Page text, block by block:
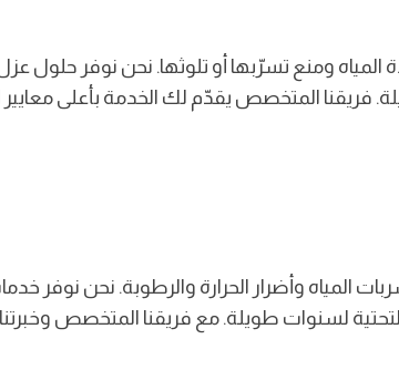
ومنع تسرّبها أو تلوثها. نحن نوفر حلول عزل
فريقنا المتخصص يقدّم لك الخدمة بأعلى
المياه وأضرار الحرارة والرطوبة. نحن نوفر
التحتية لسنوات طويلة. مع فريقنا المتخصص